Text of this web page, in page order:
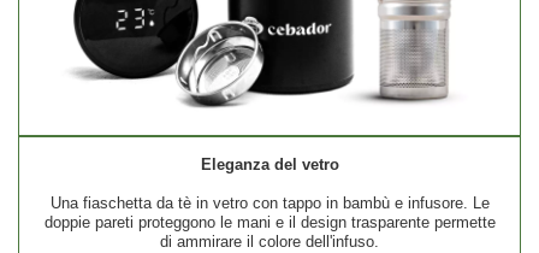
Eleganza del vetro
Una fiaschetta da tè in vetro con tappo in bambù e infusore. Le
doppie pareti proteggono le mani e il design trasparente permette
di ammirare il colore dell'infuso.